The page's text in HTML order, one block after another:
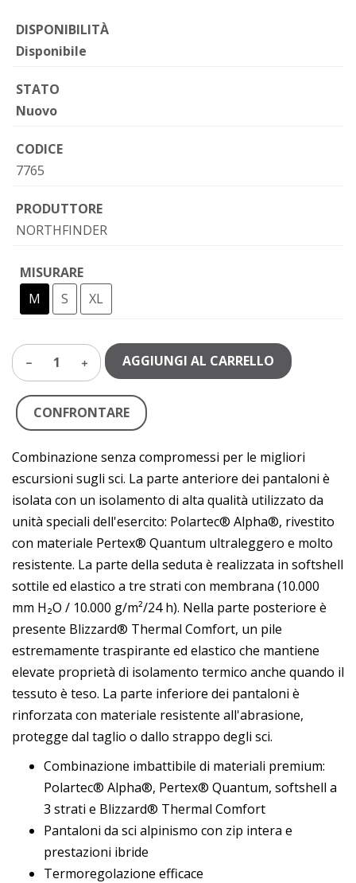
DISPONIBILITÀ
Disponibile
STATO
Nuovo
CODICE
7765
PRODUTTORE
NORTHFINDER
MISURARE
M
S XL
1 AGGIUNGI AL CARRELLO
CONFRONTARE
Combinazione senza compromessi per le migliori
escursioni sugli sci. La parte anteriore dei pantaloni è
isolata con un isolamento di alta qualità utilizzato da
unità speciali dell'esercito: Polartec® Alpha®, rivestito
con materiale Pertex® Quantum ultraleggero e molto
resistente. La parte della seduta è realizzata in softshell
sottile ed elastico a tre strati con membrana (10.000
mm H₂O / 10.000 g/m²/24 h). Nella parte posteriore è
presente Blizzard® Thermal Comfort, un pile
estremamente traspirante ed elastico che mantiene
elevate proprietà di isolamento termico anche quando il
tessuto è teso. La parte inferiore dei pantaloni è
rinforzata con materiale resistente all'abrasione,
protegge dal taglio o dallo strappo degli sci.
Combinazione imbattibile di materiali premium:
Polartec® Alpha®, Pertex® Quantum, softshell a
3 strati e Blizzard® Thermal Comfort
Pantaloni da sci alpinismo con zip intera e
prestazioni ibride
Termoregolazione efficace